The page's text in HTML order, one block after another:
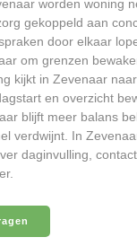
worden woning
gekoppeld aan
door elkaar
om grenzen
kijkt in Zevenaar
en overzicht
blijft meer balans
verdwijnt. In
daginvulling,